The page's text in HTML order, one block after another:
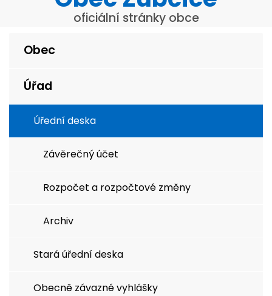
oficiální stránky obce
Obec
Úřad
Úřední deska
Závěrečný účet
Rozpočet a rozpočtové změny
Archiv
Stará úřední deska
Obecně závazné vyhlášky